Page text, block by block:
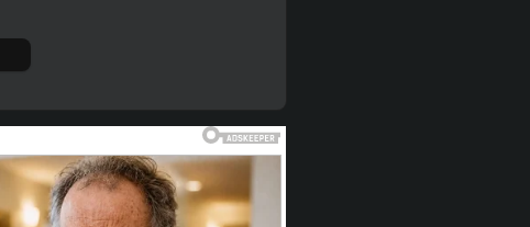
bỏ hoang kế bên trường học, nếu b
Ray MacDonald, Thawat Pornrattan
Saisikaew